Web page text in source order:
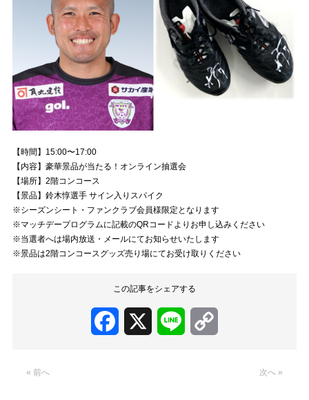
【時間】15:00〜17:00
【内容】豪華景品が当たる！オンライン抽選会
【場所】2階コンコース
【景品】鈴木惇選手 サイン入りスパイク
※シーズンシート・ファンクラブ会員様限定となります
※マッチデープログラムに記載のQRコードよりお申し込みください
※当選者へは場内放送・メールにてお知らせいたします
※景品は2階コンコースグッズ売り場にてお受け取りください
この記事をシェアする
Facebook Line
« 前へ 次へ »